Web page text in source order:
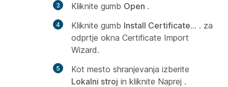
Kliknite gumb Open .
Kliknite gumb Install Certificate... . za
odprtje okna Certificate Import
Wizard.
Kot mesto shranjevanja izberite
Lokalni stroj in kliknite Naprej .